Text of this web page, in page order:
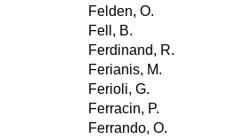
Felden, O.
Fell, B.
Ferdinand, R.
Ferianis, M.
Ferioli, G.
Ferracin, P.
Ferrando, O.